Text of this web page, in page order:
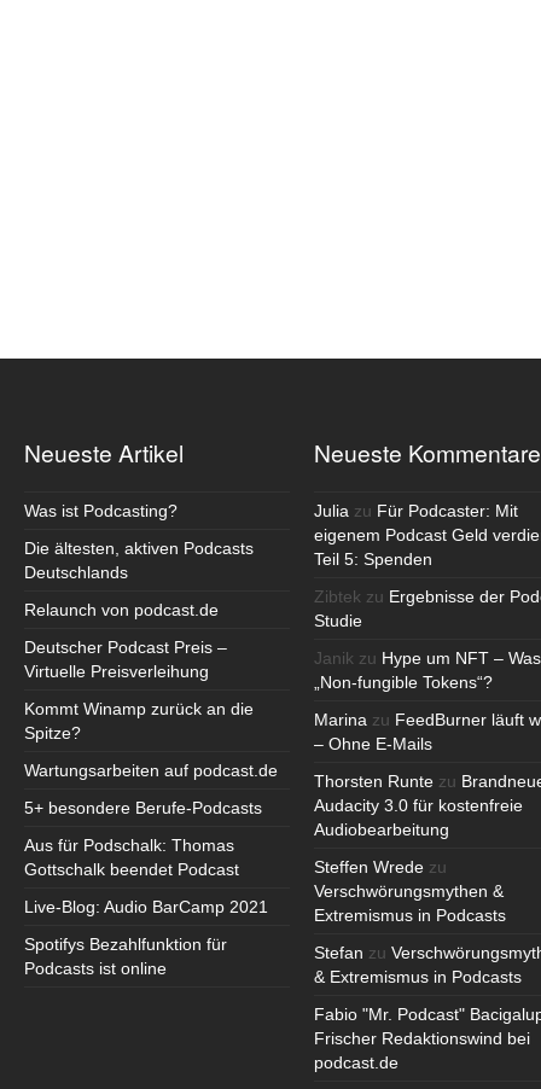
Neueste Artikel
Was ist Podcasting?
Die ältesten, aktiven Podcasts
Deutschlands
Relaunch von podcast.de
Deutscher Podcast Preis –
Virtuelle Preisverleihung
Kommt Winamp zurück an die
Spitze?
Wartungsarbeiten auf podcast.de
5+ besondere Berufe-Podcasts
Aus für Podschalk: Thomas
Gottschalk beendet Podcast
Live-Blog: Audio BarCamp 2021
Spotifys Bezahlfunktion für
Podcasts ist online
Neueste Kommentare
Julia zu Für Podcaster: Mit
eigenem Podcast Geld
Teil 5: Spenden
Zibtek zu Ergebnisse der
Studie
Janik zu Hype um NFT –
„Non-fungible Tokens“?
Marina zu FeedBurner läuft
– Ohne E-Mails
Thorsten Runte zu
Audacity 3.0 für kostenfreie
Audiobearbeitung
Steffen Wrede zu
Verschwörungsmythen &
Extremismus in Podcasts
Stefan zu
& Extremismus in Podcasts
Fabio "Mr. Podcast"
Frischer Redaktionswind bei
podcast.de